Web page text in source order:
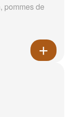
pommes de